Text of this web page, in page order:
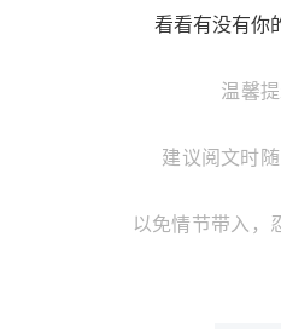
看看有没有你
温馨提
建议阅文时
以免情节带入，